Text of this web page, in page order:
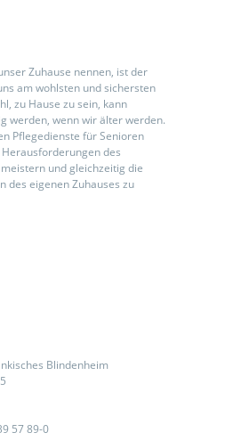
Zuhause nennen, ist der
am wohlsten und sichersten
zu Hause zu sein, kann
werden, wenn wir älter werden.
Pflegedienste für Senioren
des
und gleichzeitig die
des eigenen Zuhauses zu
Blindenheim
57 89-0